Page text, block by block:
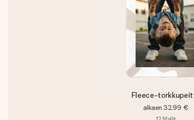
Fleece-
alkaen 32,99 €